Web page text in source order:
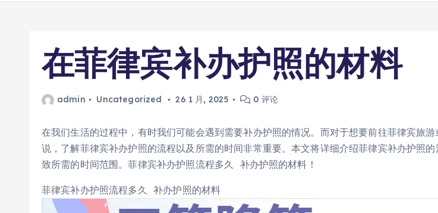
在菲律宾补办护照的材料
admin Uncategorized 26 1 月, 2025 0 评论
在我们生活的过程中，有时我们可能会遇到需要补办护照的情况。而对于想要前往菲律宾旅
说，了解菲律宾补办护照的流程以及所需的时间非常重要。本文将详细介绍菲律宾补办护照
致所需的时间范围。菲律宾补办护照流程多久 补办护照的材料！
菲律宾补办护照流程多久 补办护照的材料